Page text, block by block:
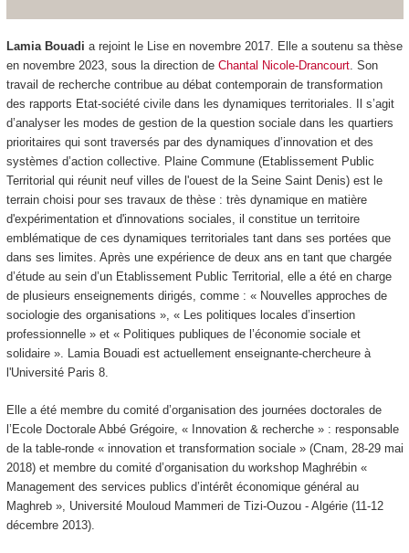
Lamia Bouadi a rejoint le Lise en novembre 2017. Elle a soutenu sa thèse
en novembre 2023, sous la direction de Chantal Nicole-Drancourt. Son
travail de recherche contribue au débat contemporain de transformation
des rapports Etat-société civile dans les dynamiques territoriales. Il s’agit
d’analyser les modes de gestion de la question sociale dans les quartiers
prioritaires qui sont traversés par des dynamiques d’innovation et des
systèmes d’action collective. Plaine Commune (Etablissement Public
Territorial qui réunit neuf villes de l'ouest de la Seine Saint Denis) est le
terrain choisi pour ses travaux de thèse : très dynamique en matière
d'expérimentation et d'innovations sociales, il constitue un territoire
emblématique de ces dynamiques territoriales tant dans ses portées que
dans ses limites. Après une expérience de deux ans en tant que chargée
d’étude au sein d’un Etablissement Public Territorial, elle a été en charge
de plusieurs enseignements dirigés, comme : « Nouvelles approches de
sociologie des organisations », « Les politiques locales d’insertion
professionnelle » et « Politiques publiques de l’économie sociale et
solidaire ». Lamia Bouadi est actuellement enseignante-chercheure à
l'Université Paris 8.
Elle a été membre du comité d’organisation des journées doctorales de
l’Ecole Doctorale Abbé Grégoire, « Innovation & recherche » : responsable
de la table-ronde « innovation et transformation sociale » (Cnam, 28-29 mai
2018) et membre du comité d’organisation du workshop Maghrébin «
Management des services publics d’intérêt économique général au
Maghreb », Université Mouloud Mammeri de Tizi-Ouzou - Algérie (11-12
décembre 2013).